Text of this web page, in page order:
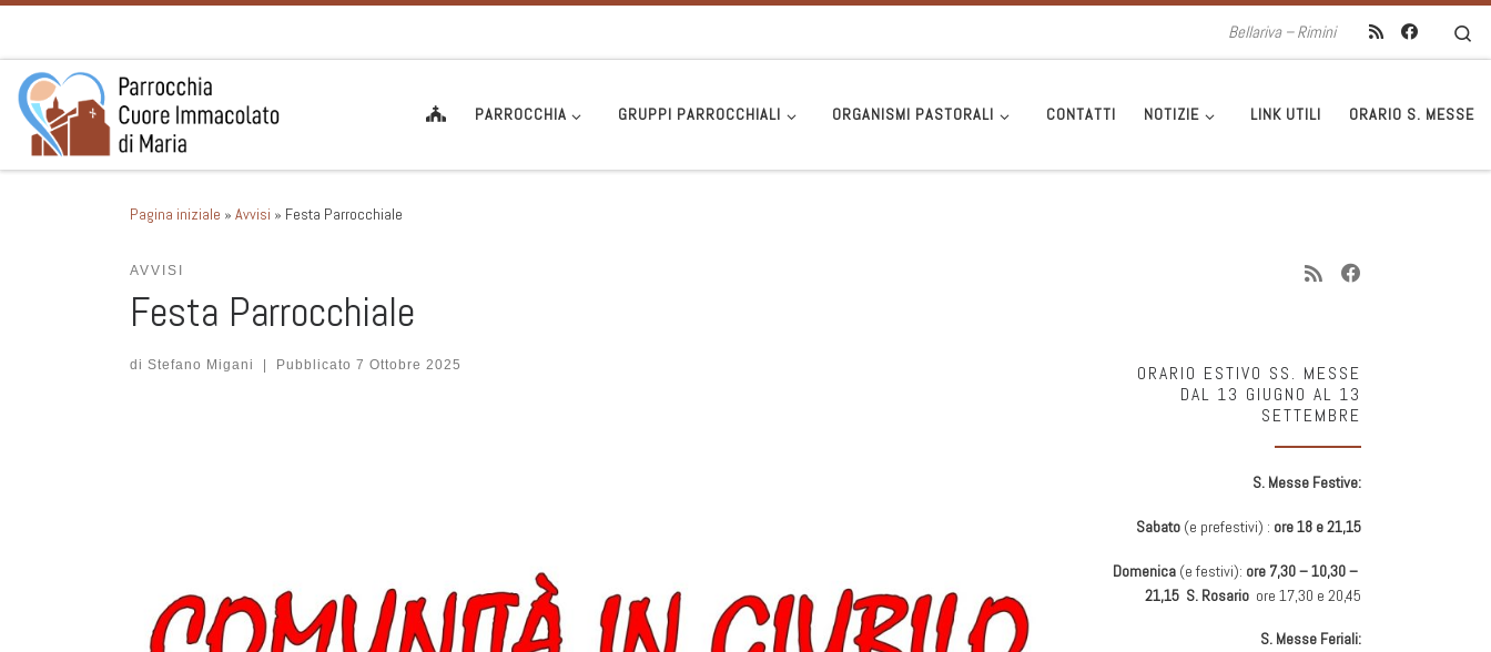
Bellariva – Rimini
PARROCCHIA GRUPPI PARROCCHIALI ORGANISMI PASTORALI CONTATTI NOTIZIE LINK UTILI ORARIO S. MESSE
Pagina iniziale » Avvisi » Festa Parrocchiale
AVVISI
Festa Parrocchiale
di Stefano Migani Pubblicato 7 Ottobre 2025
ORARIO ESTIVO SS. MESSE
DAL 13 GIUGNO AL 13
SETTEMBRE
S. Messe Festive:
Sabato (e prefestivi) : ore 18 e 21,15
Domenica (e festivi): ore 7,30 – 10,30 –
21,15 S. Rosario ore 17,30 e 20,45
S. Messe Feriali: